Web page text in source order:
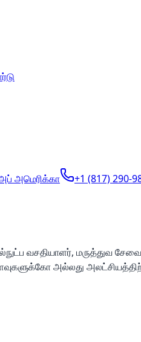
அமெரிக்கா +1 (817) 290-
வசதியாளர், மருத்துவ
அல்லது